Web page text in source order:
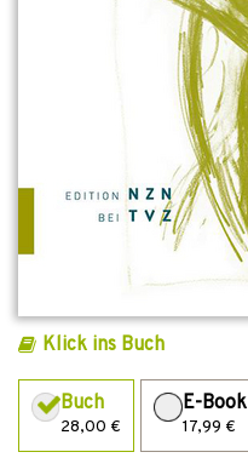
Klick ins Buch
Buch
28,00 €
E-Book
17,99 €